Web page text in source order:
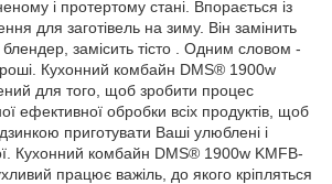
і протертому стані. Впорається із
для заготівель на зиму. Він замінить
блендер, замісить тісто . Одним словом -
Кухонний комбайн DMS® 1900w
для того, щоб зробити процес
ефективної обробки всіх продуктів, щоб
приготувати Ваші улюблені і
Кухонний комбайн DMS® 1900w KMFB-
працює важіль, до якого кріпляться